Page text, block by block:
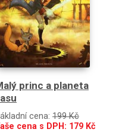
princ a planeta
cena: 199 Kč
cena s DPH: 179 Kč